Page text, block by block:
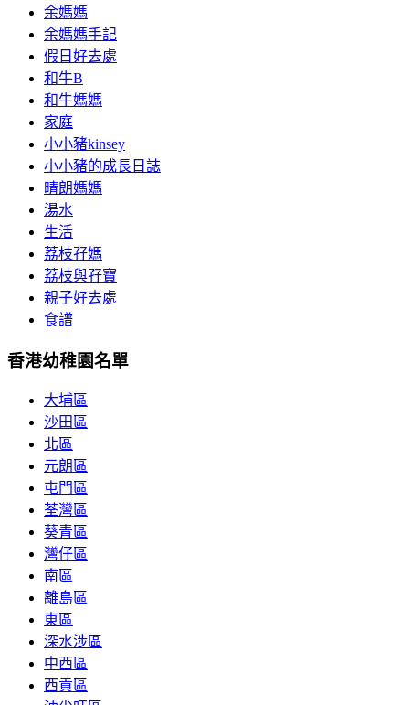
余媽媽
余媽媽手記
假日好去處
和牛B
和牛媽媽
家庭
小小豬kinsey
小小豬的成長日誌
晴朗媽媽
湯水
生活
荔枝孖媽
荔枝與孖寶
親子好去處
食譜
香港幼稚園名單
大埔區
沙田區
北區
元朗區
屯門區
荃灣區
葵青區
灣仔區
南區
離島區
東區
深水涉區
中西區
西貢區